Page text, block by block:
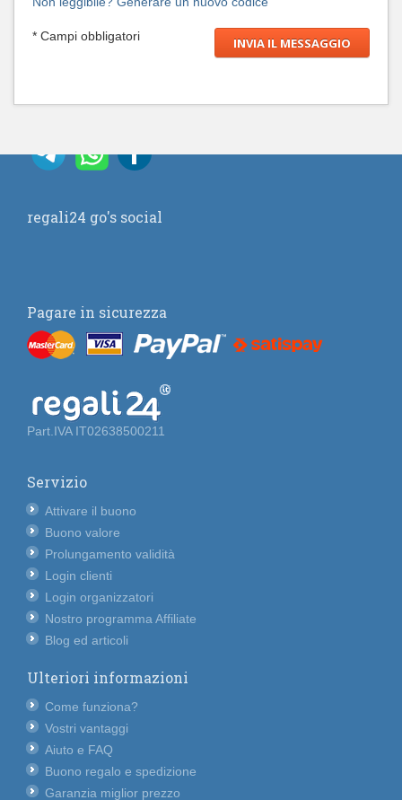
* Campi obbligatori
regali24 go's social
Pagare in sicurezza
Part.IVA IT02638500211
Servizio
Attivare il buono
Buono valore
Prolungamento validità
Login clienti
Login organizzatori
Nostro programma Affiliate
Blog ed articoli
Ulteriori informazioni
Come funziona?
Vostri vantaggi
Aiuto e FAQ
Buono regalo e spedizione
Garanzia miglior prezzo